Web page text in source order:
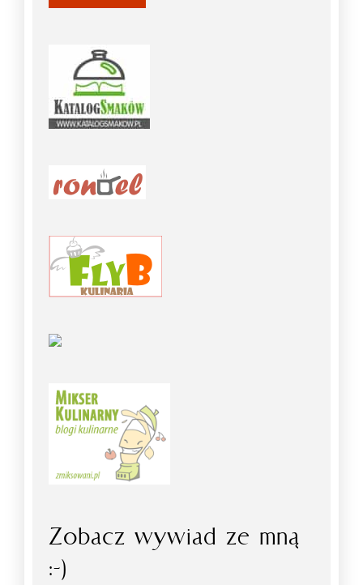
Zobacz wywiad ze mną
:-)